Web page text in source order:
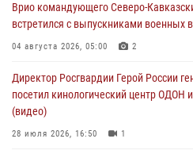
08 августа 2026, 09:00 2
В Кабардино-Балкарии сотрудники
08 августа 2026, 07:00
Врио командующего Северо-
встретился с выпускниками военных
04 августа 2026, 05:00 2
Директор Росгвардии Герой России
посетил кинологический центр ОДОН
(видео)
28 июля 2026, 16:50 1